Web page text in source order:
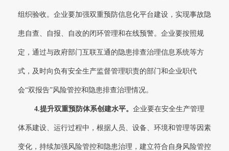
组织验收。企业要加强双重预防信息化平台建设，实现事故隐
患自查、自报、自改的闭环管理和在线预警。企业要按照规
定，通过与政府部门互联互通的隐患排查治理信息系统等方
式，及时向负有安全生产监督管理职责的部门和企业职代
会“双报告”风险管控和隐患排查治理情况。
4.提升双重预防体系创建水平。 企业要在安全生产管理
体系建设、运行过程中，根据人员、设备、环境和管理等因素
变化，持续加强风险管控和隐患治理，建立符合自身风险管控